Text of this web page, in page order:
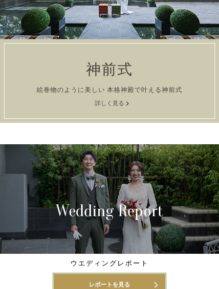
神前式
絵巻物のように美しい 本格神殿で叶える神前式
詳しく見る
Wedding Report
ウエディングレポート
レポートを見る